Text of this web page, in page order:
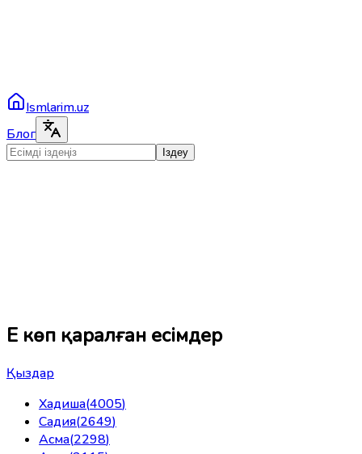
Ismlarim.uz
Блог
Іздеу
Ең көп қаралған есімдер
Қыздар
Хадиша(4005)
Садия(2649)
Асма(2298)